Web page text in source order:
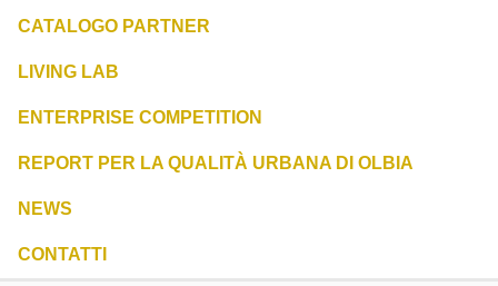
CATALOGO PARTNER
LIVING LAB
ENTERPRISE COMPETITION
REPORT PER LA QUALITÀ URBANA DI OLBIA
NEWS
CONTATTI